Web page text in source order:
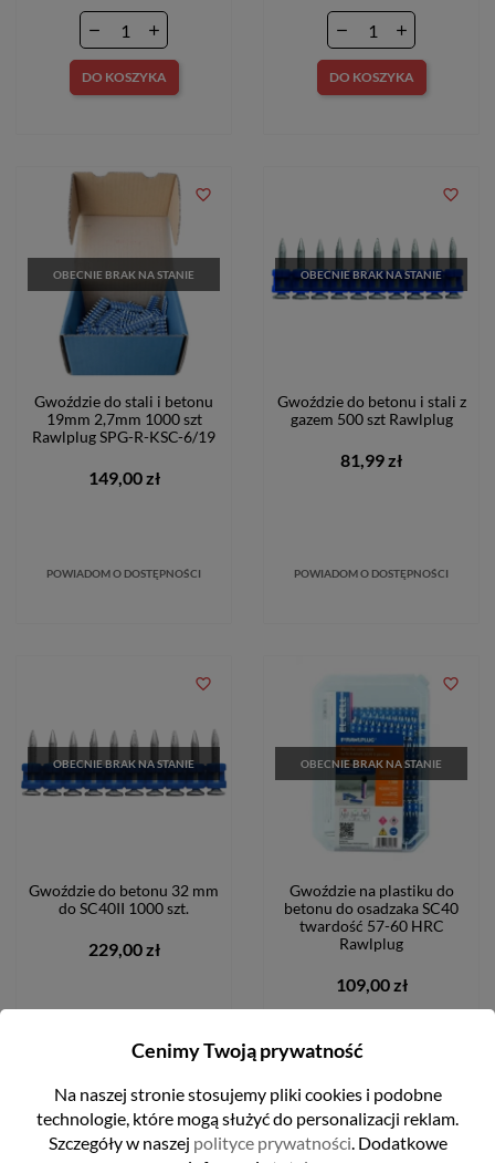
DO KOSZYKA DO KOSZYKA
OBECNIE BRAK NA STANIE
Gwoździe do stali i betonu
19mm 2,7mm 1000 szt
Rawlplug SPG-R-KSC-6/19
149,00 zł
POWIADOM O DOSTĘPNOŚCI
favorite_border
OBECNIE BRAK NA STANIE
Gwoździe do betonu i stali z
gazem 500 szt Rawlplug
81,99 zł
POWIADOM O DOSTĘPNOŚCI
favorite_border
OBECNIE BRAK NA STANIE
Gwoździe do betonu 32 mm
do SC40II 1000 szt.
229,00 zł
favorite_border
OBECNIE BRAK NA STANIE
Gwoździe na plastiku do
betonu do osadzaka SC40
twardość 57-60 HRC
Rawlplug
109,00 zł
favorite_border
Cenimy Twoją prywatność
Na naszej stronie stosujemy pliki cookies i podobne
technologie, które mogą służyć do personalizacji reklam.
Szczegóły w naszej polityce prywatności . Dodatkowe